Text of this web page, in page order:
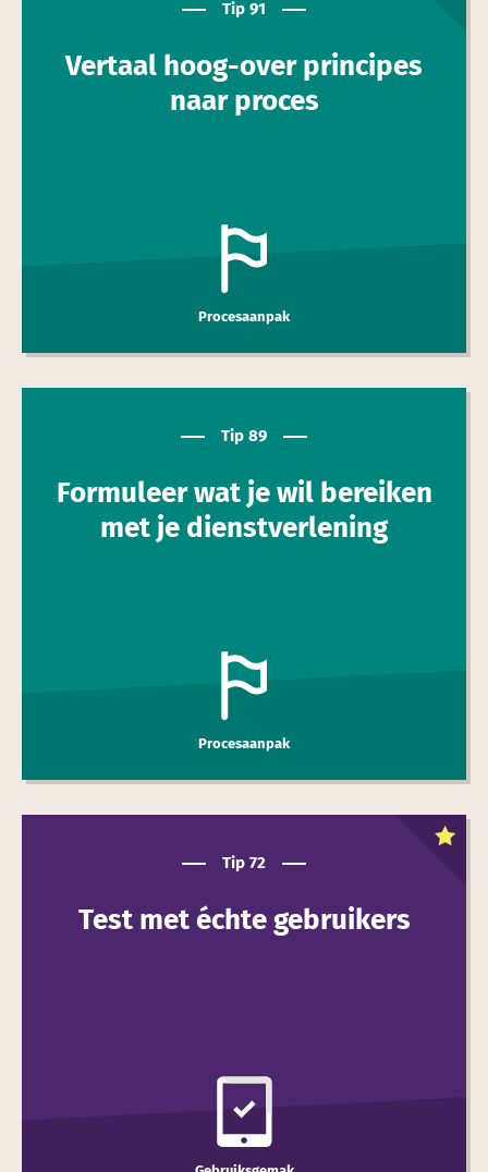
Tip 91
Vertaal hoog-over principes
naar proces
Procesaanpak
Tip 89
Formuleer wat je wil bereiken
met je dienst­verlening
Procesaanpak
Dit is een
Tip 72
Test met échte gebruikers